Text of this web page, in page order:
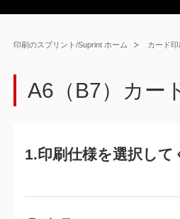
印刷のスプリント/Suprint ホーム カード
A6（B7）カー
1.印刷仕様を選択して